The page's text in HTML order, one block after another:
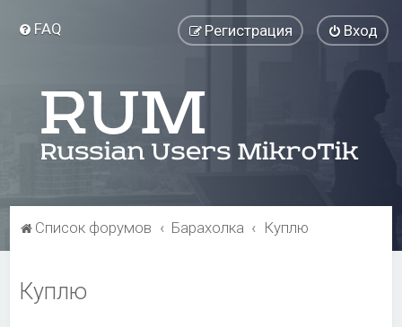
FAQ Вход
Регистрация
Список форумов Барахолка Куплю
Куплю